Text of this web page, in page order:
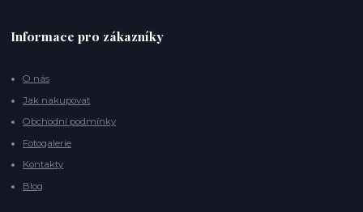
Informace pro zákazníky
O nás
Jak nakupovat
Obchodní podmínky
Fotogalerie
Kontakty
Blog